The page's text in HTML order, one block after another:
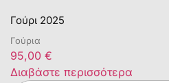
Γούρι 2025
Γούρια
95,00 €
Διαβάστε περισσότερα